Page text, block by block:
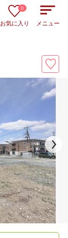
お気に入り
0
メニュー